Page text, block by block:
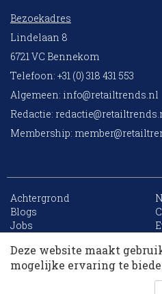
Bezoekadres
Lindelaan 8
6721 VC Bennekom
Telefoon: +31 (0) 318 431 553
Algemeen: info@retailtrends.nl
Redactie:
Membership:
Achtergrond
Blogs
Jobs
Archief
Deze website maakt
mogelijke ervaring te
10 collega’s
Korting op events